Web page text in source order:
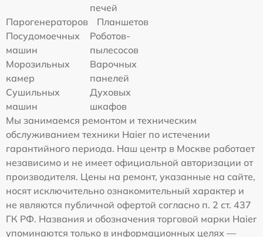
печей
Парогенераторов
Планшетов
Посудомоечных
машин
Роботов-
пылесосов
Морозильных
камер
Варочных
панелей
Сушильных
машин
Духовых
шкафов
Мы занимаемся ремонтом и техническим
обслуживанием техники Haier по истечении
гарантийного периода. Наш центр в Москве работает
независимо и не имеет официальной авторизации от
производителя. Цены на ремонт, указанные на сайте,
носят исключительно ознакомительный характер и
не являются публичной офертой согласно п. 2 ст. 437
ГК РФ. Названия и обозначения торговой марки Haier
упоминаются только в информационных целях —